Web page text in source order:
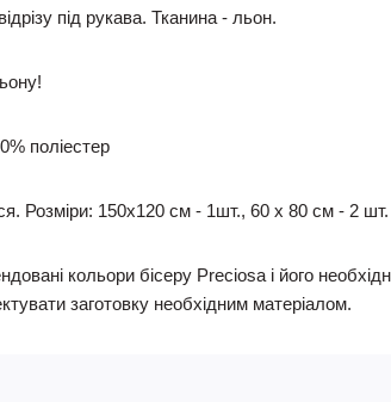
під рукава. Тканина - льон.
поліестер
Розміри: 150х120 см - 1шт., 60 х 80 см - 2 шт.
кольори бісеру Preciosa і його
заготовку необхідним матеріалом.